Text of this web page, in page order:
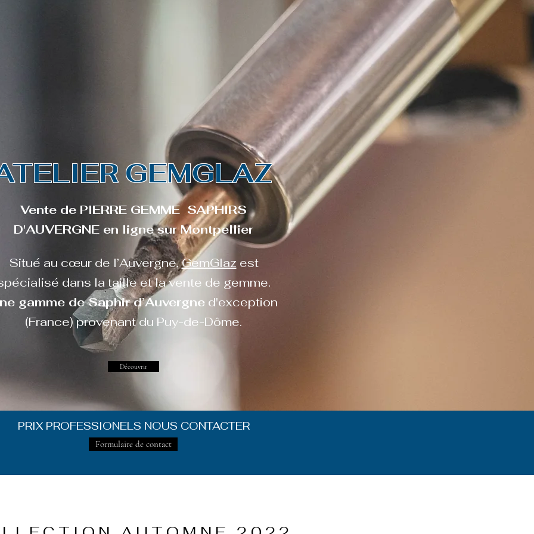
D'AUVERGNE | SAPHIRS TEAL
Boutique Pro
GEMGLAZ
Vente de PIERRE GEMME SAPHIRS
D'AUVERGNE en ligne sur Montpellier
Situé au cœur de l’Auvergne,GemGlaz est
dans la taille et la vente de gemme.
gamme de Saphir d’Auvergned'exception
(France) provenant du Puy-de-Dôme.
Découvrir
PRIX PROFESSIONELS NOUS CONTACTER
Formulaire de contact